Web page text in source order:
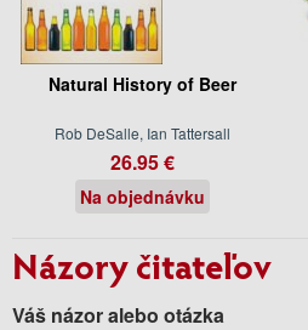
Natural History of Beer
Rob DeSalle, Ian Tattersall
26.95 €
Na objednávku
Názory čitateľov
Váš názor alebo otázka